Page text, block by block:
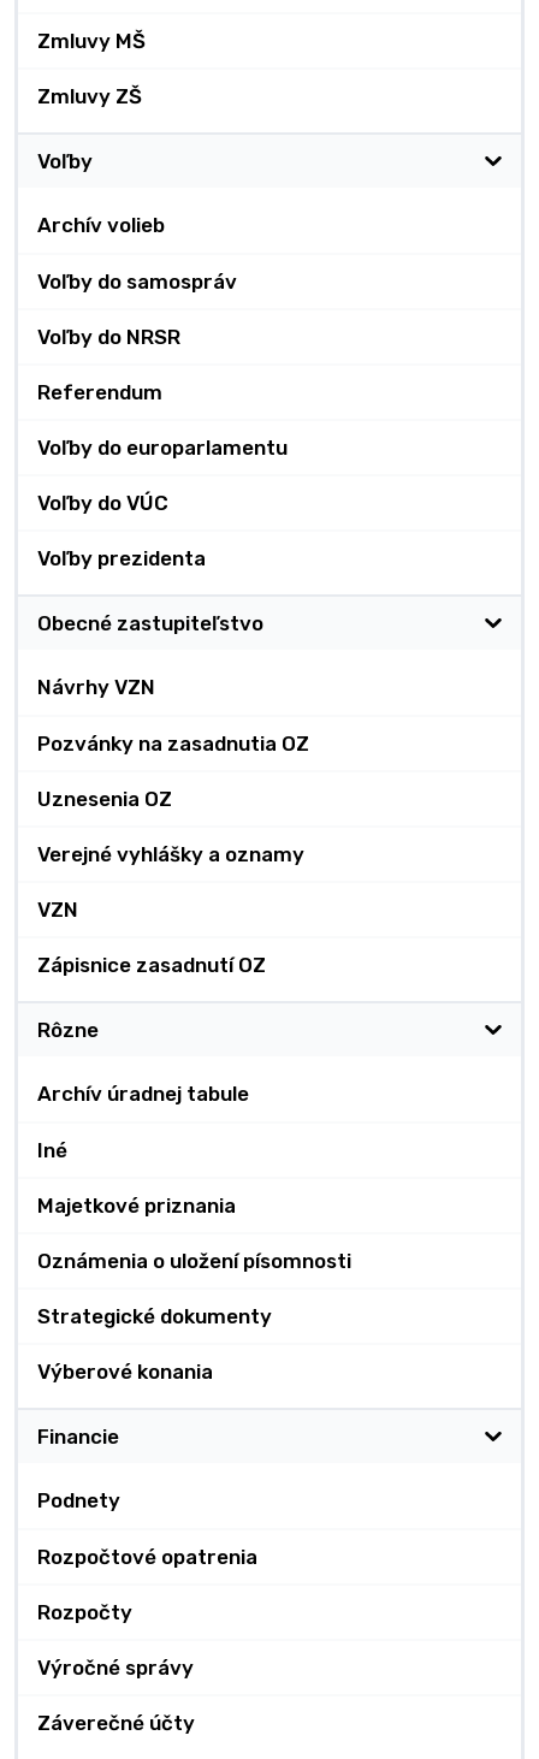
Zmluvy MŠ
Zmluvy ZŠ
Voľby
Archív volieb
Voľby do samospráv
Voľby do NRSR
Referendum
Voľby do europarlamentu
Voľby do VÚC
Voľby prezidenta
Obecné zastupiteľstvo
Návrhy VZN
Pozvánky na zasadnutia OZ
Uznesenia OZ
Verejné vyhlášky a oznamy
VZN
Zápisnice zasadnutí OZ
Rôzne
Archív úradnej tabule
Iné
Majetkové priznania
Oznámenia o uložení písomnosti
Strategické dokumenty
Výberové konania
Financie
Podnety
Rozpočtové opatrenia
Rozpočty
Výročné správy
Záverečné účty